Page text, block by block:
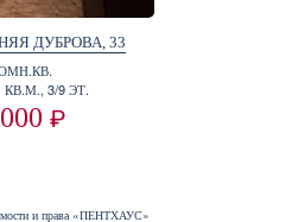
ДУБРОВА, 33
КВ.М., 3/9 ЭТ.
₽
и права «ПЕНТХАУС»